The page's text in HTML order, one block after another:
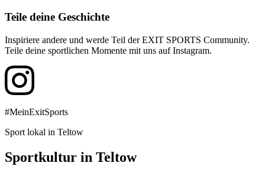
Teile deine Geschichte
Inspiriere andere und werde Teil der EXIT SPORTS Community.
Teile deine sportlichen Momente mit uns auf Instagram.
#MeinExitSports
Sport lokal in Teltow
Sportkultur in Teltow